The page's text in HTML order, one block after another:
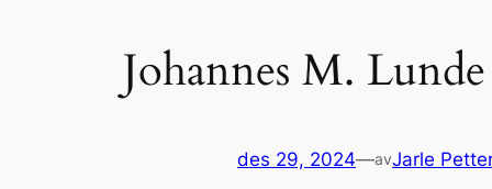
Johannes M. Lunde
des 29, 2024—avJarle